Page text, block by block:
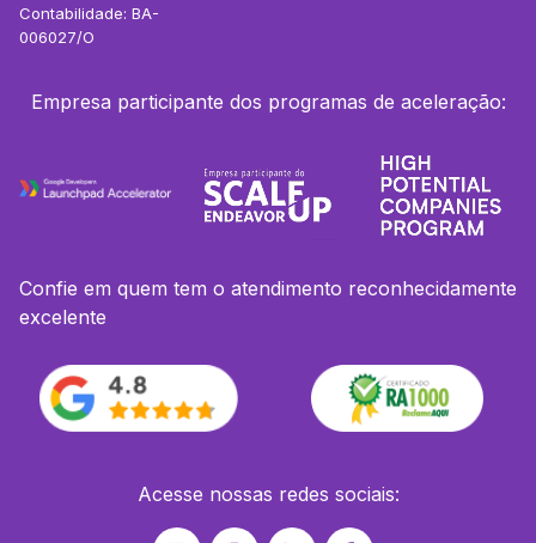
Contabilidade: BA-
006027/O
Empresa participante dos programas de aceleração:
Confie em quem tem o atendimento reconhecidamente
excelente
Acesse nossas redes sociais: